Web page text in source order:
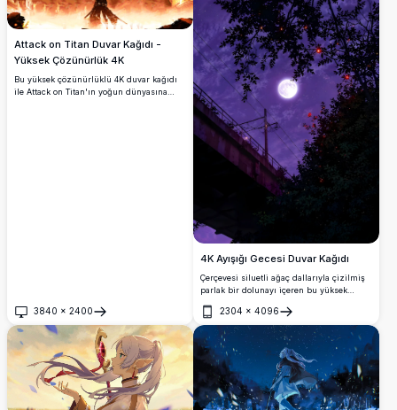
Attack on Titan Duvar Kağıdı -
Yüksek Çözünürlük 4K
Bu yüksek çözünürlüklü 4K duvar kağıdı
ile Attack on Titan'ın yoğun dünyasına
3840 × 2400
Aç
4K Ayışığı Gecesi Duvar Kağıdı
Çerçevesi siluetli ağaç dallarıyla çizilmiş
parlak bir dolunayı içeren bu yüksek
çözünürlüklü 4K duvar kağıdının sakin
güzelliğine dalın. Canlı mor gökyüzü ve
ince detaylar, onu herhangi bir cihaz için
büyüleyici bir arka plan haline getirir ve
huzurlu ve büyüleyici bir atmosfer sunar.
2304 × 4096
Aç